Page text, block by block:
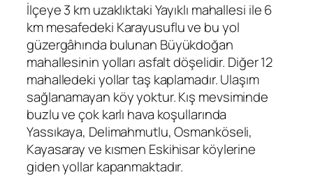
İlçeye 3 km uzaklıktaki Yayıklı mahallesi ile 6
km mesafedeki Karayusuflu ve bu yol
güzergâhında bulunan Büyükdoğan
mahallesinin yolları asfalt döşelidir. Diğer 12
mahalledeki yollar taş kaplamadır. Ulaşım
sağlanamayan köy yoktur. Kış mevsiminde
buzlu ve çok karlı hava koşullarında
Yassıkaya, Delimahmutlu, Osmanköseli,
Kayasaray ve kısmen Eskihisar köylerine
giden yollar kapanmaktadır.